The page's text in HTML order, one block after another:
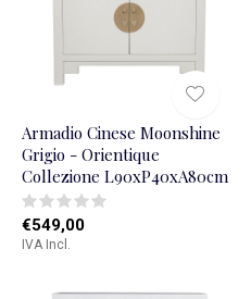
Armadio Cinese Moonshine
Grigio - Orientique
Collezione L90xP40xA80cm
€549,00
IVA Incl.